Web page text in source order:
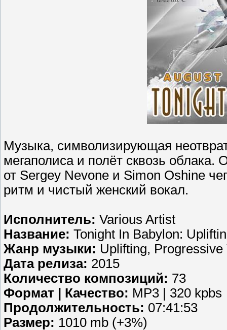
Музыка, символизирующая
мегаполиса и полёт сквозь облака.
от Sergey Nevone и Simon Oshine
ритм и чистый женский вокал.
Исполнитель: Various Artist
Название: Tonight In Babylon:
Жанр музыки: Uplifting, Progressive
Дата релиза: 2015
Количество композиций: 73
Формат | Качество: MP3 | 320 kpbs
Продолжительность: 07:41:53
Размер: 1010 mb (+3%)